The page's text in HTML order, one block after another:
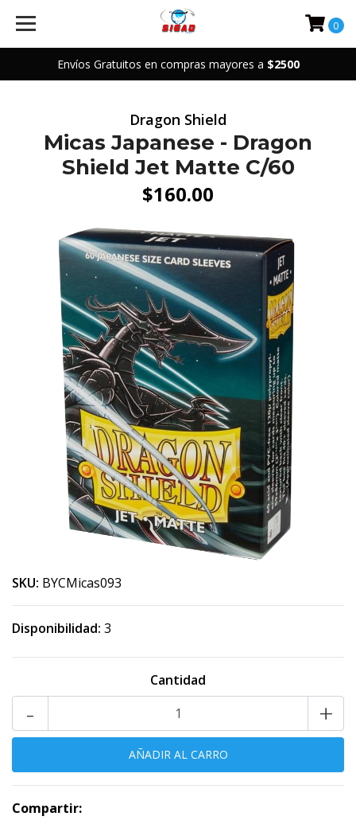
Envíos Gratuitos en compras mayores a $2500
0
Dragon Shield
Micas Japanese - Dragon
Shield Jet Matte C/60
$160.00
SKU: BYCMicas093
Disponibilidad: 3
Cantidad
+
-
Compartir: